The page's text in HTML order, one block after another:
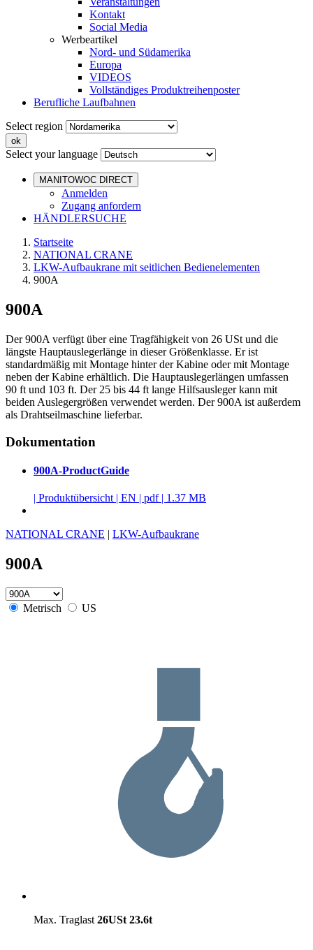
Kontakt
Social Media
Werbeartikel
Nord- und Südamerika
Europa
VIDEOS
Vollständiges Produktreihenposter
Berufliche Laufbahnen
Select region
Select your language
MANITOWOC DIRECT
Anmelden
Zugang anfordern
HÄNDLERSUCHE
Startseite
NATIONAL CRANE
LKW-Aufbaukrane mit seitlichen Bedienelementen
900A
900A
Der 900A verfügt über eine Tragfähigkeit von 26 USt und die
längste Hauptauslegerlänge in dieser Größenklasse. Er ist
standardmäßig mit Montage hinter der Kabine oder mit Montage
neben der Kabine erhältlich. Die Hauptauslegerlängen umfassen
90 ft und 103 ft. Der 25 bis 44 ft lange Hilfsausleger kann mit
beiden Auslegergrößen verwendet werden. Der 900A ist außerdem
als Drahtseilmaschine lieferbar.
Dokumentation
900A-ProductGuide
| Produktübersicht | EN | pdf | 1.37 MB
NATIONAL CRANE | LKW-Aufbaukrane
900A
Metrisch US
Max. Traglast 26USt 23.6t